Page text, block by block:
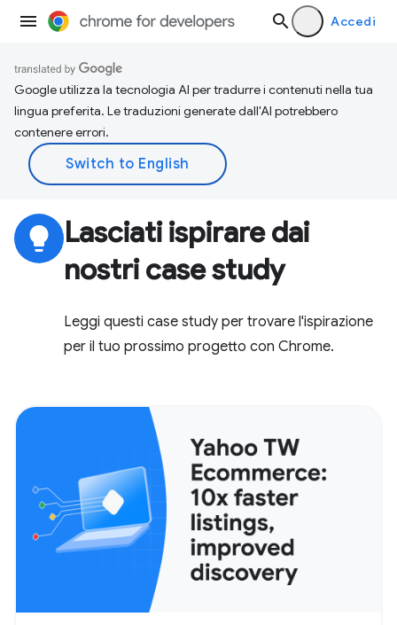
Accedi
Google utilizza la tecnologia AI per tradurre i contenuti nella tua
lingua preferita. Le traduzioni generate dall'AI potrebbero
contenere errori.
lightbulb Lasciati ispirare dai
nostri case study
Leggi questi case study per trovare l'ispirazione
per il tuo prossimo progetto con Chrome.